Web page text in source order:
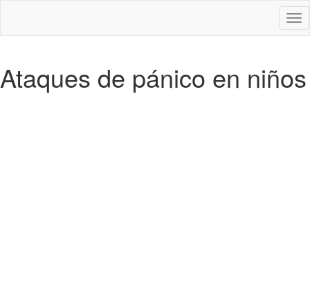
Ataques de pánico en niños